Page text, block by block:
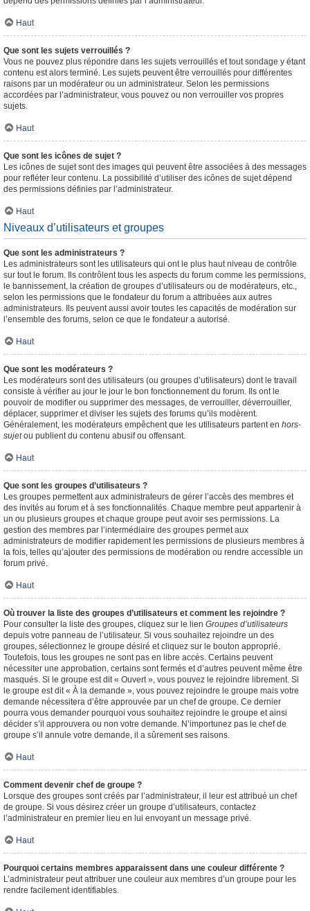
Haut
Que sont les sujets verrouillés ?
Vous ne pouvez plus répondre dans les sujets verrouillés et tout sondage y étant
contenu est alors terminé. Les sujets peuvent être verrouillés pour différentes
raisons par un modérateur ou un administrateur. Selon les permissions
accordées par l’administrateur, vous pouvez ou non verrouiller vos propres
sujets.
Haut
Que sont les icônes de sujet ?
Les icônes de sujet sont des images qui peuvent être associées à des messages
pour refléter leur contenu. La possibilité d’utiliser des icônes de sujet dépend
des permissions définies par l’administrateur.
Haut
Niveaux d’utilisateurs et groupes
Que sont les administrateurs ?
Les administrateurs sont les utilisateurs qui ont le plus haut niveau de contrôle
sur tout le forum. Ils contrôlent tous les aspects du forum comme les permissions,
le bannissement, la création de groupes d’utilisateurs ou de modérateurs, etc.,
selon les permissions que le fondateur du forum a attribuées aux autres
administrateurs. Ils peuvent aussi avoir toutes les capacités de modération sur
l’ensemble des forums, selon ce que le fondateur a autorisé.
Haut
Que sont les modérateurs ?
Les modérateurs sont des utilisateurs (ou groupes d’utilisateurs) dont le travail
consiste à vérifier au jour le jour le bon fonctionnement du forum. Ils ont le
pouvoir de modifier ou supprimer des messages, de verrouiller, déverrouiller,
déplacer, supprimer et diviser les sujets des forums qu’ils modèrent.
Généralement, les modérateurs empêchent que les utilisateurs partent en hors-
sujetou publient du contenu abusif ou offensant.
Haut
Que sont les groupes d’utilisateurs ?
Les groupes permettent aux administrateurs de gérer l’accès des membres et
des invités au forum et à ses fonctionnalités. Chaque membre peut appartenir à
un ou plusieurs groupes et chaque groupe peut avoir ses permissions. La
gestion des membres par l’intermédiaire des groupes permet aux
administrateurs de modifier rapidement les permissions de plusieurs membres à
la fois, telles qu’ajouter des permissions de modération ou rendre accessible un
forum privé.
Haut
Où trouver la liste des groupes d’utilisateurs et comment les rejoindre ?
Pour consulter la liste des groupes, cliquez sur le lien Groupes d’utilisateurs
depuis votre panneau de l’utilisateur. Si vous souhaitez rejoindre un des
groupes, sélectionnez le groupe désiré et cliquez sur le bouton approprié.
Toutefois, tous les groupes ne sont pas en libre accès. Certains peuvent
nécessiter une approbation, certains sont fermés et d’autres peuvent même être
masqués. Si le groupe est dit « Ouvert », vous pouvez le rejoindre librement. Si
le groupe est dit « À la demande », vous pouvez rejoindre le groupe mais votre
demande nécessitera d’être approuvée par un chef de groupe. Ce dernier
pourra vous demander pourquoi vous souhaitez rejoindre le groupe et ainsi
décider s’il approuvera ou non votre demande. N’importunez pas le chef de
groupe s’il annule votre demande, il a sûrement ses raisons.
Haut
Comment devenir chef de groupe ?
Lorsque des groupes sont créés par l’administrateur, il leur est attribué un chef
de groupe. Si vous désirez créer un groupe d’utilisateurs, contactez
l’administrateur en premier lieu en lui envoyant un message privé.
Haut
Pourquoi certains membres apparaissent dans une couleur différente ?
L’administrateur peut attribuer une couleur aux membres d’un groupe pour les
rendre facilement identifiables.